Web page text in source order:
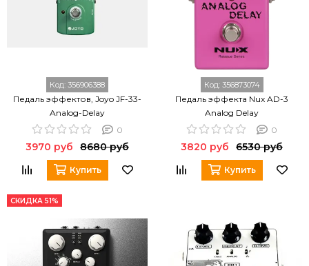
Код: 356906388
Педаль эффектов, Joyo JF-33-
Analog-Delay
0
3970 руб 8680 руб
Купить
Код: 356873074
Педаль эффекта Nux AD-3
Analog Delay
0
3820 руб 6530 руб
Купить
СКИДКА 51%